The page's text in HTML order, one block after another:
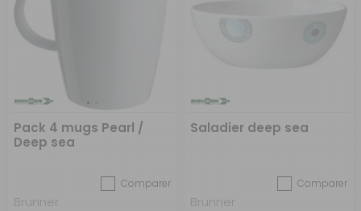
Pack 4 mugs Pearl /
Deep sea
Comparer
Brunner
Saladier deep sea
Comparer
Brunner